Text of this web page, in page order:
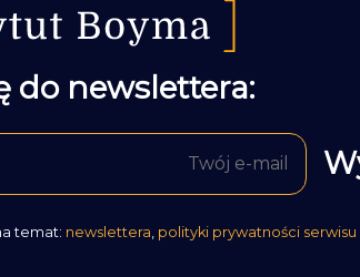
do newslettera:
temat: newslettera, polityki prywatności serwisu